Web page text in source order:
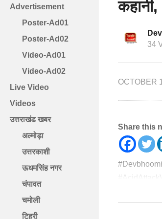
Advertisement
Poster-Ad01
Poster-Ad02
Video-Ad01
Video-Ad02
Live Video
Videos
उत्तराखंड खबर
अल्मोड़ा
उत्तरकाशी
ऊधमसिंह नगर
चंपावत
चमोली
टिहरी
34
OCTOBER
Share this